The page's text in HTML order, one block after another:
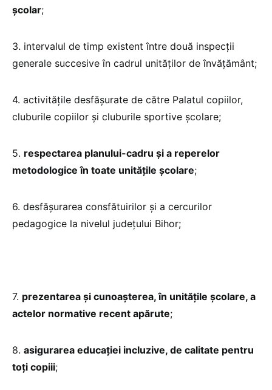
şcolar;
3. intervalul de timp existent între două inspecții
generale succesive în cadrul unităţilor de învăţământ;
4. activitățile desfășurate de către Palatul copiilor,
cluburile copiilor și cluburile sportive școlare;
5. respectarea planului-cadru și a reperelor
metodologice în toate unitățile școlare;
6. desfășurarea consfătuirilor şi a cercurilor
pedagogice la nivelul județului Bihor;
7. prezentarea şi cunoașterea, în unitățile școlare, a
actelor normative recent apărute;
8. asigurarea educației incluzive, de calitate pentru
toți copiii;